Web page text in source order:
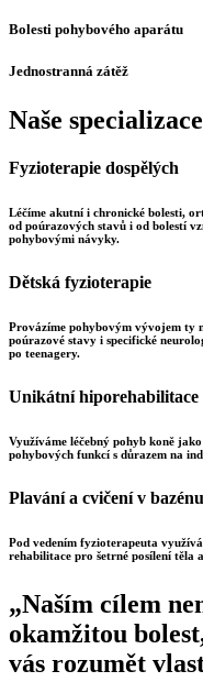
Bolesti pohybového aparátu
Jednostranná zátěž
Naše specializace
Fyzioterapie dospělých
Léčíme akutní i chronické bolesti,
od poúrazových stavů i od bolestí
pohybovými návyky.
Dětská fyzioterapie
Provázíme pohybovým vývojem ty
poúrazové stavy i specifické
po teenagery.
Unikátní hiporehabilitace
Využíváme léčebný pohyb koně
pohybových funkcí s důrazem na
Plavání a cvičení v bazénu
Pod vedením fyzioterapeuta
rehabilitace pro šetrné posílení těla
„Naším cílem
okamžitou
vás rozumět